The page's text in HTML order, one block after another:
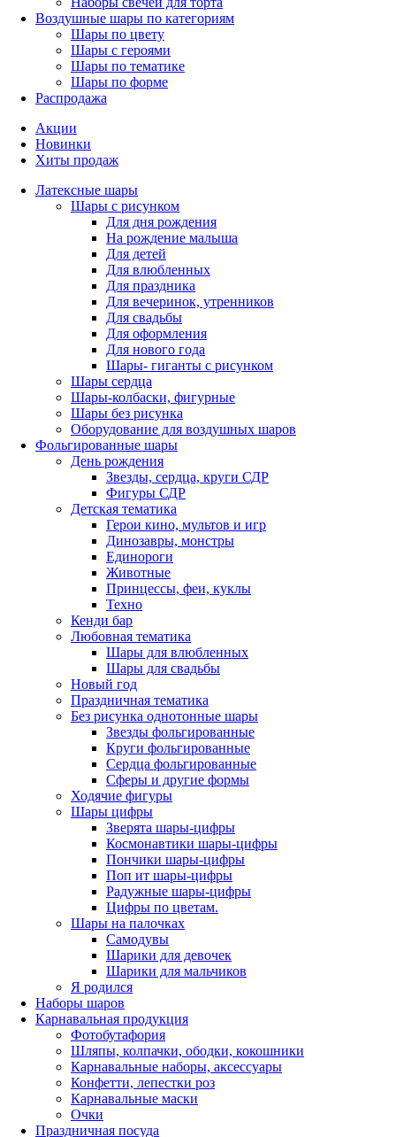
Воздушные шары по категориям
Шары по цвету
Шары с героями
Шары по тематике
Шары по форме
Распродажа
Акции
Новинки
Хиты продаж
Латексные шары
Шары с рисунком
Для дня рождения
На рождение малыша
Для детей
Для влюбленных
Для праздника
Для вечеринок, утренников
Для свадьбы
Для оформления
Для нового года
Шары- гиганты с рисунком
Шары сердца
Шары-колбаски, фигурные
Шары без рисунка
Оборудование для воздушных шаров
Фольгированные шары
День рождения
Звезды, сердца, круги СДР
Фигуры СДР
Детская тематика
Герои кино, мультов и игр
Динозавры, монстры
Единороги
Животные
Принцессы, феи, куклы
Техно
Кенди бар
Любовная тематика
Шары для влюбленных
Шары для свадьбы
Новый год
Праздничная тематика
Без рисунка однотонные шары
Звезды фольгированные
Круги фольгированные
Сердца фольгированные
Сферы и другие формы
Ходячие фигуры
Шары цифры
Зверята шары-цифры
Космонавтики шары-цифры
Пончики шары-цифры
Поп ит шары-цифры
Радужные шары-цифры
Цифры по цветам.
Шары на палочках
Самодувы
Шарики для девочек
Шарики для мальчиков
Я родился
Наборы шаров
Карнавальная продукция
Фотобутафория
Шляпы, колпачки, ободки, кокошники
Карнавальные наборы, аксессуары
Конфетти, лепестки роз
Карнавальные маски
Очки
Праздничная посуда